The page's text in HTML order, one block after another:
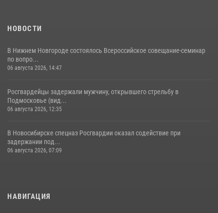
НОВОСТИ
В Нижнем Новгороде состоялось Всероссийское совещание-семинар
по вопро...
06 августа 2026, 14:47
Росгвардейцы задержали мужчину, открывшего стрельбу в
Подмосковье (вид...
06 августа 2026, 12:35
В Новосибирске спецназ Росгвардии оказал содействие при
задержании под...
06 августа 2026, 07:09
НАВИГАЦИЯ